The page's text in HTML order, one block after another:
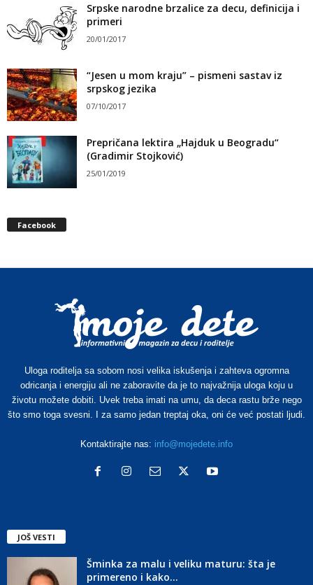
Srpske narodne brzalice za decu, definicija i
primeri
20/01/2017
“Jesen u mom kraju” – pismeni sastav iz
srpskog jezika
07/10/2017
Prepričana lektira „Hajduk u Beogradu“
(Gradimir Stojković)
25/01/2019
Facebook
Uloga roditelja sa sobom nosi velika iskušenja i zahteva ogromna
odricanja i energiju ali ne zaboravite da je to najvažnija uloga koju u
životu možete dobiti. Uvek treba imati na umu, da deca rastu brže nego
što smo toga svesni. I za samo jedan treptaj oka, oni će već postati ljudi.
Kontaktirajte nas: info@mojedete.info
JOŠ VESTI
Šminka za malu i veliku maturu: šta je
primereno i kako...